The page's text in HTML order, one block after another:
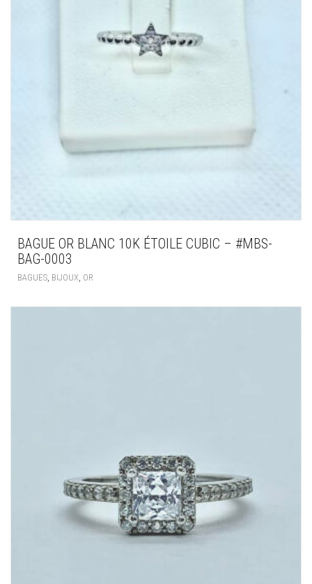
BAGUE OR BLANC 10K ÉTOILE CUBIC – #MBS-
BAG-0003
BAGUES BIJOUX OR